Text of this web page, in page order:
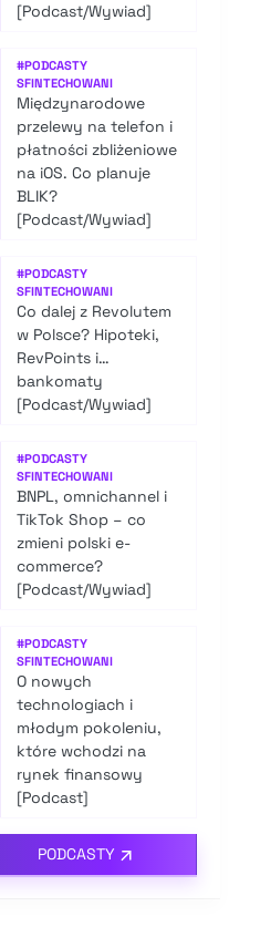
[Podcast/Wywiad]
#PODCASTY
SFINTECHOWANI
Międzynarodowe
przelewy na telefon i
płatności zbliżeniowe
na iOS. Co planuje
BLIK?
[Podcast/Wywiad]
#PODCASTY
SFINTECHOWANI
Co dalej z Revolutem
w Polsce? Hipoteki,
RevPoints i…
bankomaty
[Podcast/Wywiad]
#PODCASTY
SFINTECHOWANI
BNPL, omnichannel i
TikTok Shop – co
zmieni polski e-
commerce?
[Podcast/Wywiad]
#PODCASTY
SFINTECHOWANI
O nowych
technologiach i
młodym pokoleniu,
które wchodzi na
rynek finansowy
[Podcast]
PODCASTY